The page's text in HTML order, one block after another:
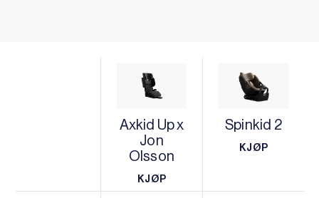
Axkid Up x
Jon
Olsson
KJØP
KJØP
Spinkid 2
KJØP